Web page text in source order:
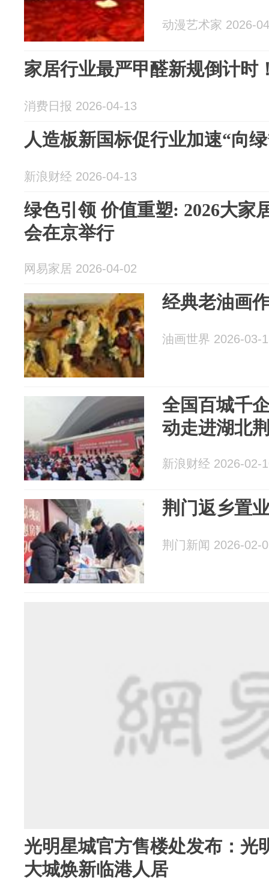
动漫艺术家 2026-
家居行业最严甲醛新规倒计时
消费日报 2026-04-13
人造板新国标促行业加速“向
新浪财经 2026-04-13
绿色引领 价值重塑: 2026大家
会在京举行
网易家居 2026-04-02
经典老油画
油画世界 2026-03-
全国百城千
动走进湖北
新浪财经 2026-02-
荆门返乡置
荆门新闻 2026-02-
光明星城官方售楼处发布：光
大城焕新临港人居